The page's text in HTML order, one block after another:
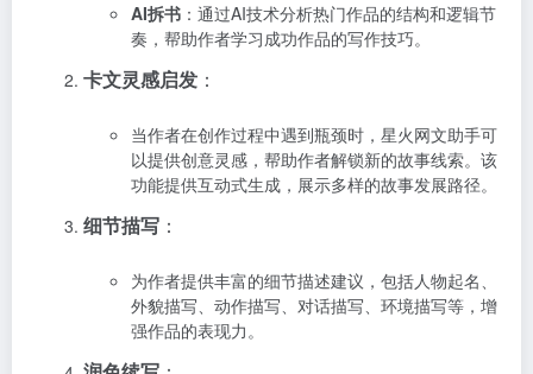
AI拆书 ：通过AI技术分析热门作品的结构和逻辑节
奏，帮助作者学习成功作品的写作技巧。
卡文灵感启发 ：
当作者在创作过程中遇到瓶颈时，星火网文助手可
以提供创意灵感，帮助作者解锁新的故事线索。该
功能提供互动式生成，展示多样的故事发展路径。
细节描写 ：
为作者提供丰富的细节描述建议，包括人物起名、
外貌描写、动作描写、对话描写、环境描写等，增
强作品的表现力。